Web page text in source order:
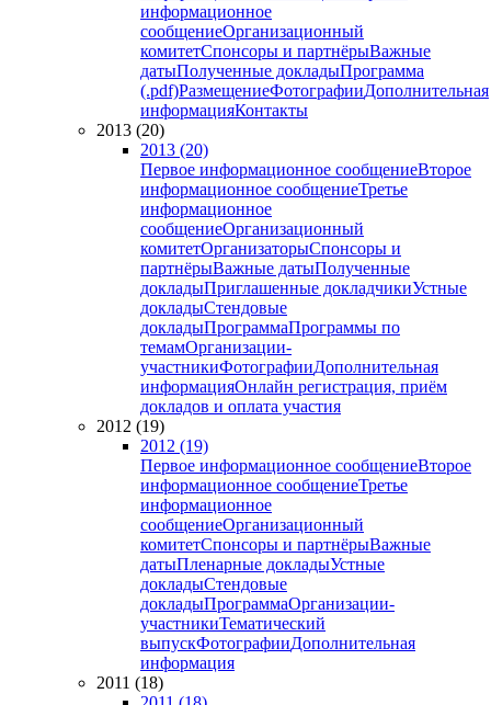
информационное
сообщениеОрганизационный
комитетСпонсоры и партнёрыВажные
датыПолученные докладыПрограмма
(.pdf)РазмещениеФотографииДополнительная
информацияКонтакты
2013 (20)
2013 (20)
Первое информационное сообщениеВторое
информационное сообщениеТретье
информационное
сообщениеОрганизационный
комитетОрганизаторыСпонсоры и
партнёрыВажные датыПолученные
докладыПриглашенные докладчикиУстные
докладыСтендовые
докладыПрограммаПрограммы по
темамОрганизации-
участникиФотографииДополнительная
информацияОнлайн регистрация, приём
докладов и оплата участия
2012 (19)
2012 (19)
Первое информационное сообщениеВторое
информационное сообщениеТретье
информационное
сообщениеОрганизационный
комитетСпонсоры и партнёрыВажные
датыПленарные докладыУстные
докладыСтендовые
докладыПрограммаОрганизации-
участникиТематический
выпускФотографииДополнительная
информация
2011 (18)